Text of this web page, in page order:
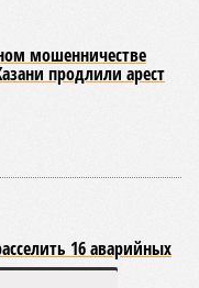
мошенничестве
продлили арест
16 аварийных